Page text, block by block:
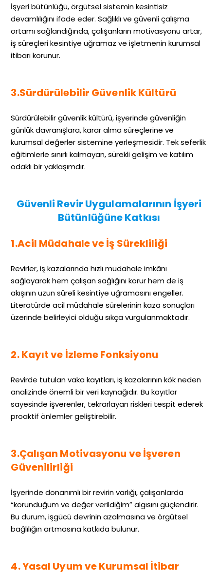
İşyeri bütünlüğü, örgütsel sistemin kesintisiz
devamlılığını ifade eder. Sağlıklı ve güvenli çalışma
ortamı sağlandığında, çalışanların motivasyonu artar,
iş süreçleri kesintiye uğramaz ve işletmenin kurumsal
itibarı korunur.
3.Sürdürülebilir Güvenlik Kültürü
Sürdürülebilir güvenlik kültürü, işyerinde güvenliğin
günlük davranışlara, karar alma süreçlerine ve
kurumsal değerler sistemine yerleşmesidir. Tek seferlik
eğitimlerle sınırlı kalmayan, sürekli gelişim ve katılım
odaklı bir yaklaşımdır.
Güvenli Revir Uygulamalarının İşyeri
Bütünlüğüne Katkısı
1.Acil Müdahale ve İş Sürekliliği
Revirler, iş kazalarında hızlı müdahale imkânı
sağlayarak hem çalışan sağlığını korur hem de iş
akışının uzun süreli kesintiye uğramasını engeller.
Literatürde acil müdahale sürelerinin kaza sonuçları
üzerinde belirleyici olduğu sıkça vurgulanmaktadır.
2. Kayıt ve İzleme Fonksiyonu
Revirde tutulan vaka kayıtları, iş kazalarının kök neden
analizinde önemli bir veri kaynağıdır. Bu kayıtlar
sayesinde işverenler, tekrarlayan riskleri tespit ederek
proaktif önlemler geliştirebilir.
3.Çalışan Motivasyonu ve İşveren
Güvenilirliği
İşyerinde donanımlı bir revirin varlığı, çalışanlarda
“korunduğum ve değer verildiğim” algısını güçlendirir.
Bu durum, işgücü devrinin azalmasına ve örgütsel
bağlılığın artmasına katkıda bulunur.
4. Yasal Uyum ve Kurumsal İtibar